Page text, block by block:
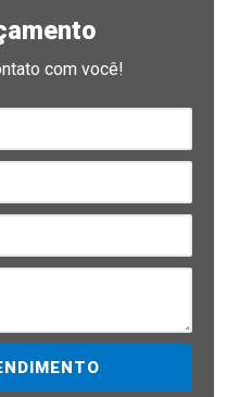
com você!